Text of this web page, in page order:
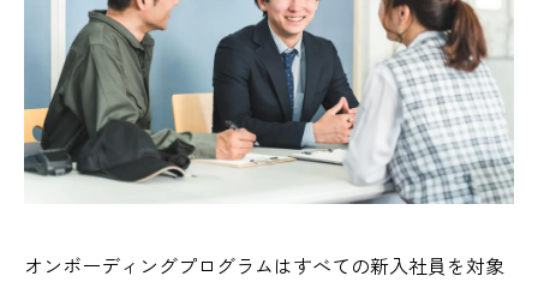
オンボーディングプログラムはすべての新入社員を対象